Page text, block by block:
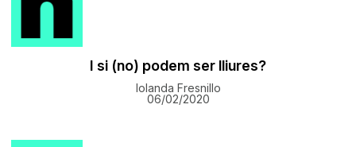
I si (no) podem ser lliures?
Iolanda Fresnillo
06/02/2020